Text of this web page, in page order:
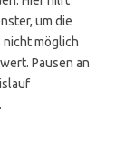
um die
nicht möglich
Pausen an